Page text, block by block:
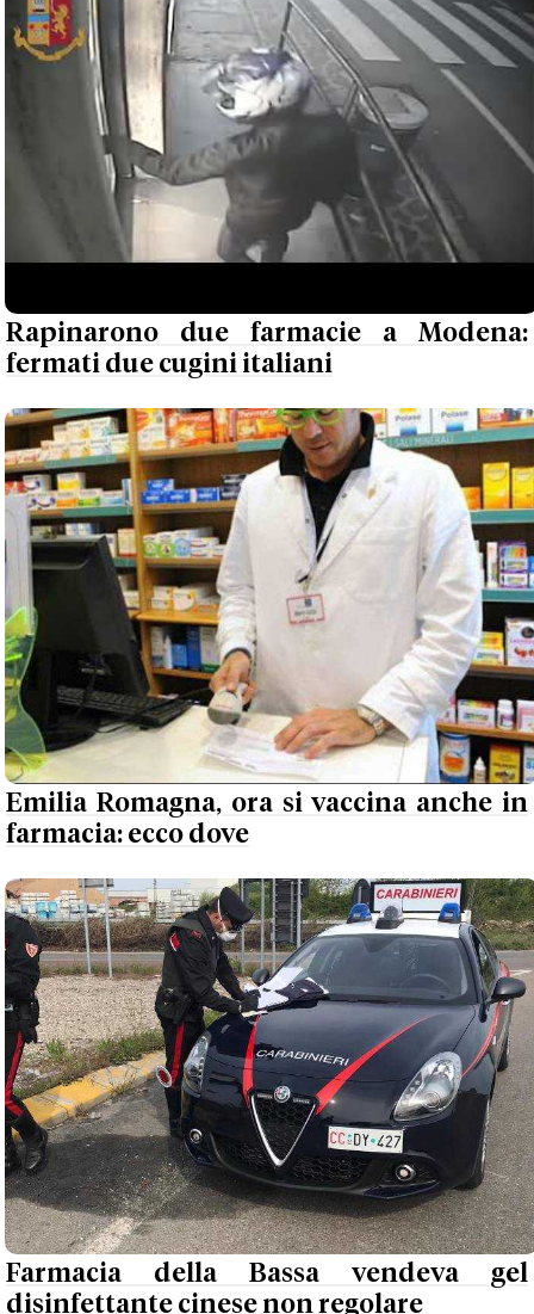
Rapinarono due farmacie a Modena:
fermati due cugini italiani
Emilia Romagna, ora si vaccina anche in
farmacia: ecco dove
Farmacia della Bassa vendeva gel
disinfettante cinese non regolare